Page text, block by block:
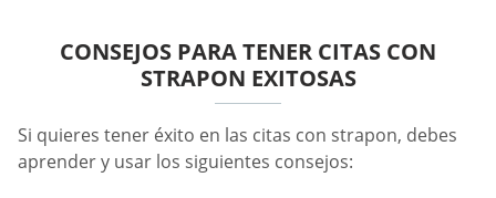
CONSEJOS PARA TENER CITAS CON
STRAPON EXITOSAS
Si quieres tener éxito en las citas con strapon, debes
aprender y usar los siguientes consejos: